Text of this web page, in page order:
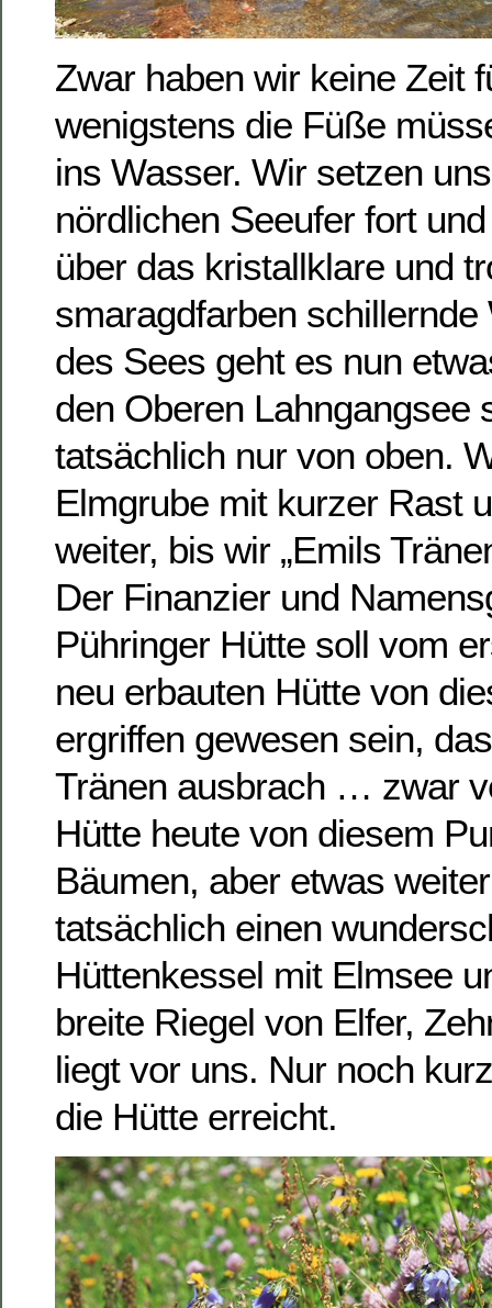
Zwar haben wir keine Zeit
wenigstens die Füße
ins Wasser. Wir setzen
nördlichen Seeufer fort
über das kristallklare und
smaragdfarben schillernde
des Sees geht es nun
den Oberen Lahngangsee
tatsächlich nur von oben.
Elmgrube mit kurzer Rast
weiter, bis wir „Emils
Der Finanzier und
Pühringer Hütte soll vom
neu erbauten Hütte von
ergriffen gewesen sein,
Tränen ausbrach … zwar
Hütte heute von diesem
Bäumen, aber etwas
tatsächlich einen
Hüttenkessel mit Elmsee
breite Riegel von Elfer,
liegt vor uns. Nur noch
die Hütte erreicht.